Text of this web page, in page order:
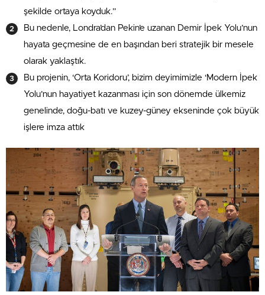
şekilde ortaya koyduk.”
Bu nedenle, Londra’dan Pekin’e uzanan Demir İpek Yolu’nun
hayata geçmesine de en başından beri stratejik bir mesele
olarak yaklaştık.
Bu projenin, ‘Orta Koridoru’, bizim deyimimizle ‘Modern İpek
Yolu’nun hayatiyet kazanması için son dönemde ülkemiz
genelinde, doğu-batı ve kuzey-güney ekseninde çok büyük
işlere imza attık